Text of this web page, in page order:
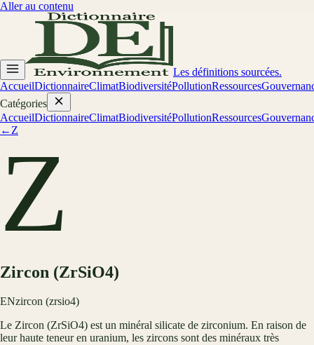
Aller au contenu
Les définitions sourcées.
AccueilDictionnaireClimatBiodiversitéPollutionRessources
Catégories
AccueilDictionnaireClimatBiodiversitéPollutionRessources
← Z
Z
Zircon (ZrSiO4)
ENzircon (zrsio4)
Le Zircon (ZrSiO4) est un minéral silicate de zirconium. En raison de
leur haute teneur en uranium, les zircons sont des minéraux très